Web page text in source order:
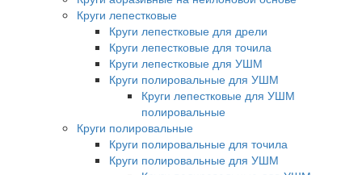
Круги лепестковые
Круги лепестковые для дрели
Круги лепестковые для точила
Круги лепестковые для УШМ
Круги полировальные для УШМ
Круги лепестковые для УШМ
полировальные
Круги полировальные
Круги полировальные для точила
Круги полировальные для УШМ